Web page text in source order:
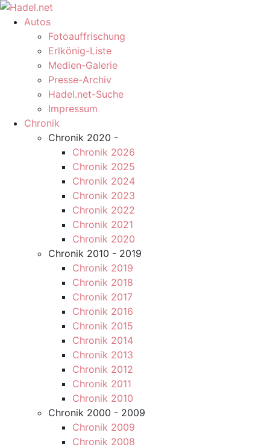
Autos
Fotoauffrischung
Erlkönig-Liste
Medien-Galerie
Presse-Archiv
Hadel.net-Suche
Impressum
Chronik
Chronik 2020 -
Chronik 2026
Chronik 2025
Chronik 2024
Chronik 2023
Chronik 2022
Chronik 2021
Chronik 2020
Chronik 2010 - 2019
Chronik 2019
Chronik 2018
Chronik 2017
Chronik 2016
Chronik 2015
Chronik 2014
Chronik 2013
Chronik 2012
Chronik 2011
Chronik 2010
Chronik 2000 - 2009
Chronik 2009
Chronik 2008